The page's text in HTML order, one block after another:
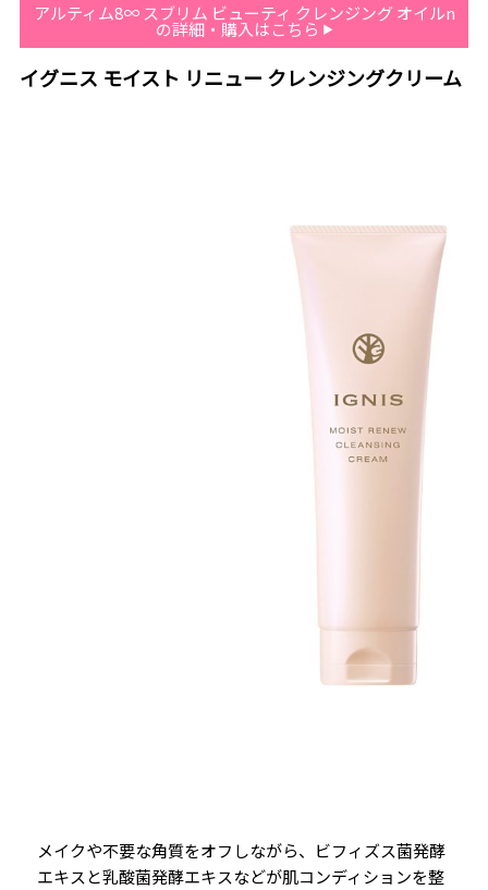
アルティム8∞ スブリム ビューティ クレンジング オイルn
の詳細・購入はこちら
イグニス モイスト リニュー クレンジングクリーム
メイクや不要な角質をオフしながら、ビフィズス菌発酵
エキスと乳酸菌発酵エキスなどが肌コンディションを整